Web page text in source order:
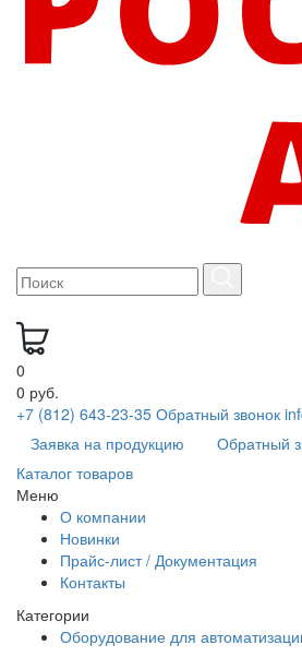
0
0 руб.
+7 (812) 643-23-35 Обратный звонок
Заявка на продукцию
Обратный
Каталог товаров
Меню
О компании
Новинки
Прайс-лист / Документация
Контакты
Категории
Оборудование для